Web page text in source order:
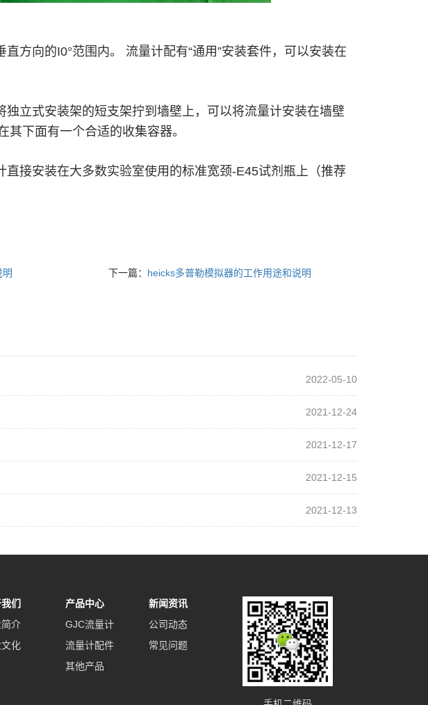
方向的I0°范围内。 流量计配有“通用”安装套件，可以安装在
独立式安装架的短支架拧到墙壁上，可以将流量计安装在墙壁
下面有一个合适的收集容器。
直接安装在大多数实验室使用的标准宽颈-E45试剂瓶上（推荐
下一篇： heicks多普勒模拟器的工作用途和说明
2022-05-10
2021-12-24
2021-12-17
2021-12-15
2021-12-13
们
介
化
产品中心
GJC流量计
流量计配件
其他产品
新闻资讯
公司动态
常见问题